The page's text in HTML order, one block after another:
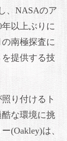
、NASAのア
以上ぶりに
南極探査に
提供する技
り付けるト
な環境に挑
(Oakley)は、